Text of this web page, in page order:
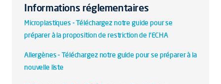
Informations réglementaires
Microplastiques - Téléchargez notre guide pour se
préparer à la proposition de restriction de l'ECHA
Allergènes - Téléchargez notre guide pour se préparer à la
nouvelle liste